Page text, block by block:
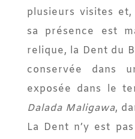
plusieurs visites et,
sa présence est
relique, la Dent du
conservée dans
exposée dans le
Dalada Maligawa,
La Dent n’y est